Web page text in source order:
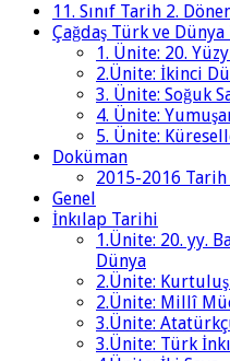
11. Sınıf Tarih 2.
Çağdaş Türk ve
1. Ünite: 20.
2.Ünite: İkinci
3. Ünite: Soğuk
4. Ünite:
5. Ünite:
Doküman
2015-2016 Tarih
Genel
İnkılap Tarihi
1.Ünite: 20. yy.
Dünya
2.Ünite: Kurtuluş
2.Ünite: Millî
3.Ünite:
3.Ünite: Türk